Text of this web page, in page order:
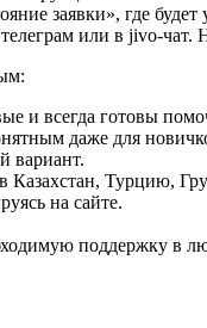
заявки», где будет
или в jivo-
и всегда готовы
даже для
вариант.
Казахстан, Турцию,
на сайте.
поддержку в